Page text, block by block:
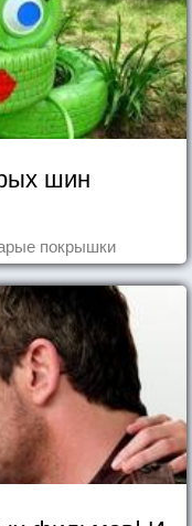
шин
покрышки